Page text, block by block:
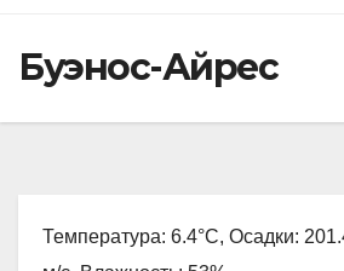
Буэнос-Айрес
Температура: 6.4°C, Осадки: